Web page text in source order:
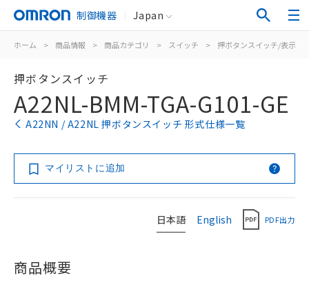
制御機器 Japan
ホーム > 商品情報 > 商品カテゴリ > スイッチ > 押ボタンスイッチ/表示灯
押ボタンスイッチ
A22NL-BMM-TGA-G101-GE
A22NN / A22NL 押ボタンスイッチ 形式仕様一覧
マイリストに追加
日本語 English PDF出力
商品概要